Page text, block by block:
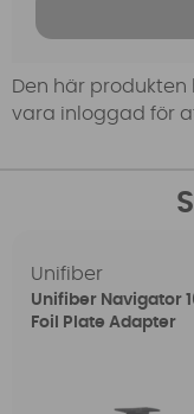
Den här produkten
vara inloggad för
Unifiber
Unifiber Navigator
Foil Plate Adapter